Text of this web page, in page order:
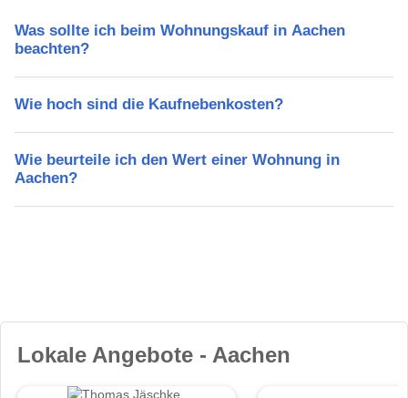
Was sollte ich beim Wohnungskauf in Aachen
beachten?
Wie hoch sind die Kaufnebenkosten?
Wie beurteile ich den Wert einer Wohnung in
Aachen?
Lokale Angebote - Aachen